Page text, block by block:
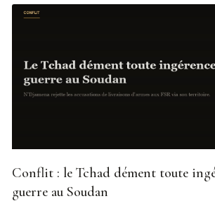
Conflit : le Tchad dément toute
guerre au Soudan